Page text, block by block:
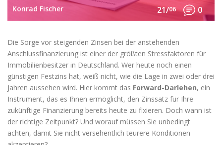
Konrad Fischer 21/06 0
Die Sorge vor steigenden Zinsen bei der anstehenden
Anschlussfinanzierung ist einer der größten Stressfaktoren für
Immobilienbesitzer in Deutschland. Wer heute noch einen
günstigen Festzins hat, weiß nicht, wie die Lage in zwei oder drei
Jahren aussehen wird. Hier kommt das Forward-Darlehen, ein
Instrument, das es Ihnen ermöglicht, den Zinssatz für Ihre
zukünftige Finanzierung bereits heute zu fixieren. Doch wann ist
der richtige Zeitpunkt? Und worauf müssen Sie unbedingt
achten, damit Sie nicht versehentlich teurere Konditionen